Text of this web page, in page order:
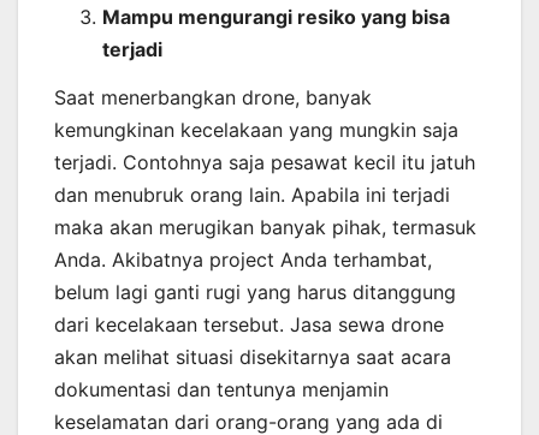
Mampu mengurangi resiko yang bisa
terjadi
Saat menerbangkan drone, banyak
kemungkinan kecelakaan yang mungkin saja
terjadi. Contohnya saja pesawat kecil itu jatuh
dan menubruk orang lain. Apabila ini terjadi
maka akan merugikan banyak pihak, termasuk
Anda. Akibatnya project Anda terhambat,
belum lagi ganti rugi yang harus ditanggung
dari kecelakaan tersebut. Jasa sewa drone
akan melihat situasi disekitarnya saat acara
dokumentasi dan tentunya menjamin
keselamatan dari orang-orang yang ada di